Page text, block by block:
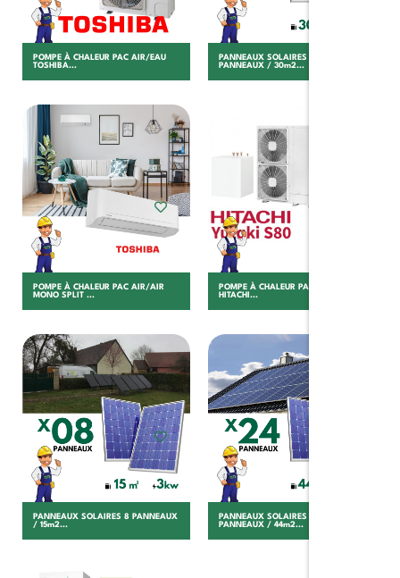
POMPE À CHALEUR PAC AIR/EAU
TOSHIBA...
PANNEAUX SOLAIRES 16
PANNEAUX / 30m2...
Choisir
POMPE À CHALEUR PAC AIR/AIR
MONO SPLIT ...
Choisir
POMPE À CHALEUR PAC AIR/EAU
HITACHI...
Choisir
PANNEAUX SOLAIRES 8 PANNEAUX
/ 15m2...
Choisir
PANNEAUX SOLAIRES 24
PANNEAUX / 44m2...